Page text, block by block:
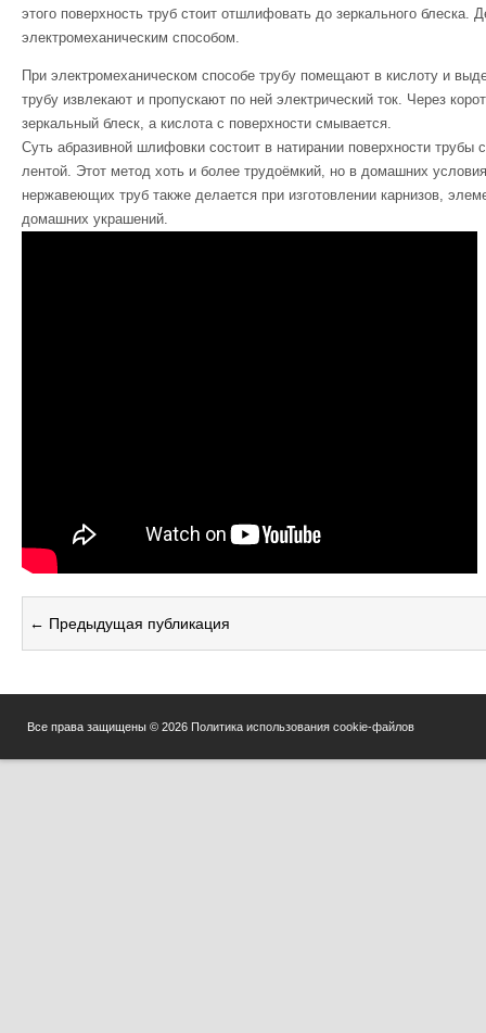
этого поверхность труб стоит отшлифовать до зеркального
электромеханическим способом.
При электромеханическом способе трубу помещают в кислоту и
трубу извлекают и пропускают по ней электрический ток. Через
зеркальный блеск, а кислота с поверхности смывается.
Суть абразивной шлифовки состоит в натирании поверхности
лентой. Этот метод хоть и более трудоёмкий, но в домашних
нержавеющих труб также делается при изготовлении карнизов,
домашних украшений.
← Предыдущая публикация
Все права защищены © 2026 Политика использования cookie-файлов